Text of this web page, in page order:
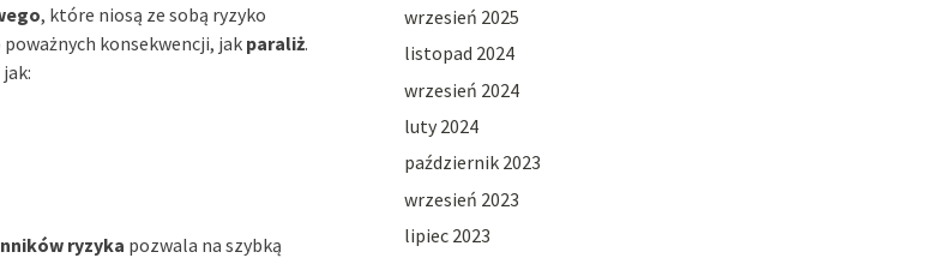
, które niosą ze sobą ryzyko
konsekwencji, jak paraliż.
ryzyka pozwala na szybką
wrzesień 2025
listopad 2024
wrzesień 2024
luty 2024
październik 2023
wrzesień 2023
lipiec 2023